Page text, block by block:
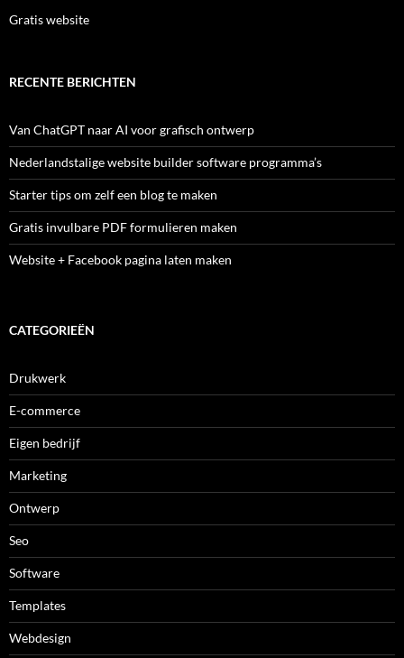
Gratis website
RECENTE BERICHTEN
Van ChatGPT naar AI voor grafisch ontwerp
Nederlandstalige website builder software programma’s
Starter tips om zelf een blog te maken
Gratis invulbare PDF formulieren maken
Website + Facebook pagina laten maken
CATEGORIEËN
Drukwerk
E-commerce
Eigen bedrijf
Marketing
Ontwerp
Seo
Software
Templates
Webdesign